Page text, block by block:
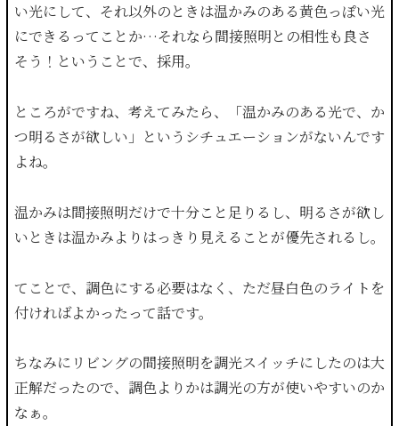
い光にして、それ以外のときは温かみのある黄色っぽい光
にできるってことか…それなら間接照明との相性も良さ
そう！ということで、採用。
ところがですね、考えてみたら、「温かみのある光で、か
つ明るさが欲しい」というシチュエーションがないんです
よね。
温かみは間接照明だけで十分こと足りるし、明るさが欲し
いときは温かみよりはっきり見えることが優先されるし。
てことで、調色にする必要はなく、ただ昼白色のライトを
付ければよかったって話です。
ちなみにリビングの間接照明を調光スイッチにしたのは大
正解だったので、調色よりかは調光の方が使いやすいのか
なぁ。